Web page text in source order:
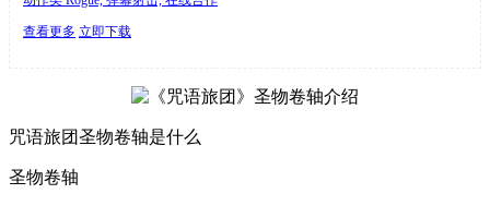
查看更多 立即下载
咒语旅团圣物卷轴是什么
圣物卷轴